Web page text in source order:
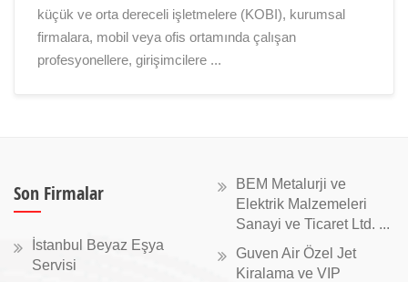
küçük ve orta dereceli işletmelere (KOBI), kurumsal
firmalara, mobil veya ofis ortamında çalışan
profesyonellere, girişimcilere ...
Son Firmalar
İstanbul Beyaz Eşya
Servisi
BEM Metalurji ve
Elektrik Malzemeleri
Sanayi ve Ticaret Ltd. ...
Guven Air Özel Jet
Kiralama ve VIP